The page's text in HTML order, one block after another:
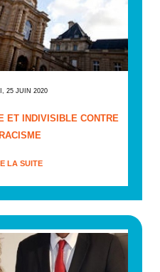
25 JUIN 2020
ET INDIVISIBLE CONTRE
LA SUITE